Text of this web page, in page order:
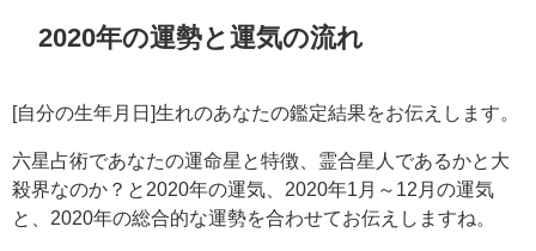
2020年の運勢と運気の流れ
[自分の生年月日]生れのあなたの鑑定結果をお伝えします。
六星占術であなたの運命星と特徴、霊合星人であるかと大
殺界なのか？と2020年の運気、2020年1月～12月の運気
と、2020年の総合的な運勢を合わせてお伝えしますね。